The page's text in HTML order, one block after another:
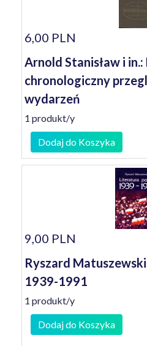
6,00 PLN
Arnold Stanisław i
chronologiczny
wydarzeń
1 produkt/y
Dodaj do Koszyka
9,00 PLN
Ryszard
1939-1991
1 produkt/y
Dodaj do Koszyka